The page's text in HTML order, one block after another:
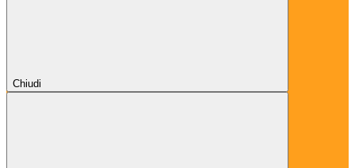
Chiudi